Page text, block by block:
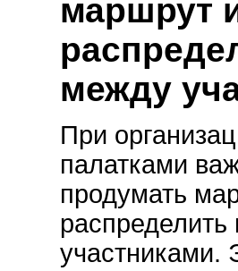
маршрут
между
При
палатками
продумать
распределить
участниками.